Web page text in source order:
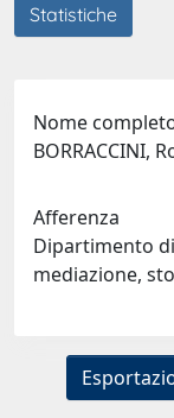
Statistiche
Nome
BORRACCINI,
Afferenza
Dipartimento
mediazione,